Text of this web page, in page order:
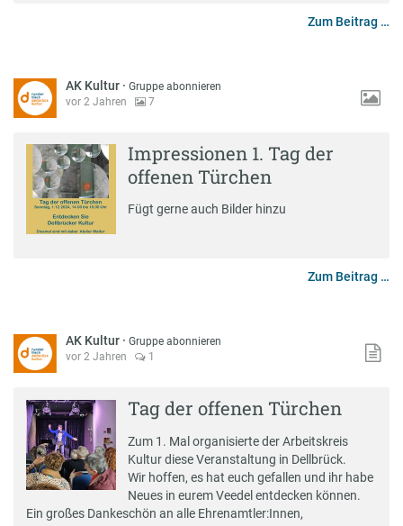
Zum Beitrag …
AK Kultur ·Gruppe abonnieren
vor 2 Jahren
7
Impressionen 1. Tag der
offenen Türchen
Fügt gerne auch Bilder hinzu
Zum Beitrag …
AK Kultur ·Gruppe abonnieren
vor 2 Jahren
1
Tag der offenen Türchen
Zum 1. Mal organisierte der Arbeitskreis
Kultur diese Veranstaltung in Dellbrück.
Wir hoffen, es hat euch gefallen und ihr habe
Neues in eurem Veedel entdecken können.
Ein großes Dankeschön an alle Ehrenamtler:Innen,